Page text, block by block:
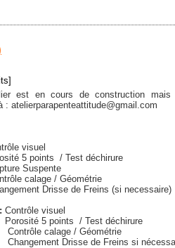
est en cours de construction
: atelierparapenteattitude@gmail.com
visuel
5 points / Test déchirure
/ Géométrie
de Freins (si necessaire)
Contrôle visuel
5 points / Test déchirure
/ Géométrie
de Freins si nécessaire